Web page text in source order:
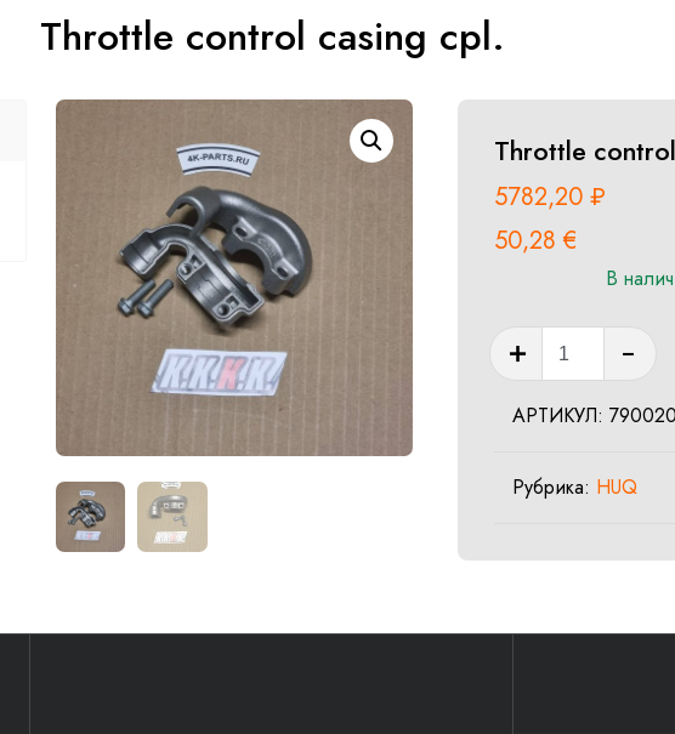
Throttle control casing cpl.
Throttle
5782,20₽
50,28€
В
Количество
товара
Throttle
casing
АРТИКУЛ:
Рубрика: HUQ